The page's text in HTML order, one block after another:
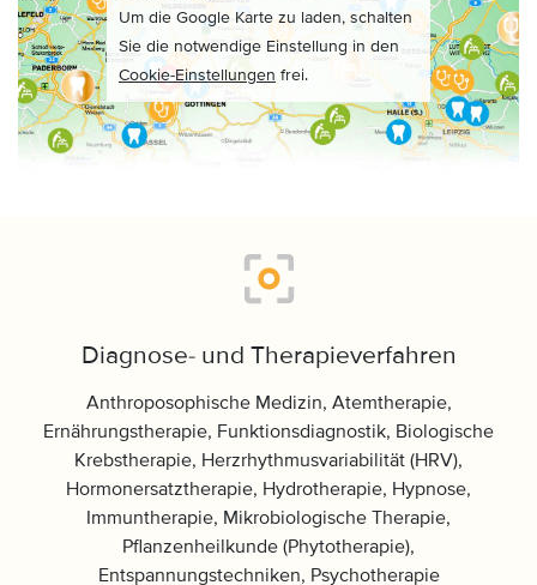
Um die Google Karte zu laden, schalten
Sie die notwendige Einstellung in den
Cookie-Einstellungen frei.
Diagnose- und Therapieverfahren
Anthroposophische Medizin, Atemtherapie,
Ernährungstherapie, Funktionsdiagnostik, Biologische
Krebstherapie, Herzrhythmusvariabilität (HRV),
Hormonersatztherapie, Hydrotherapie, Hypnose,
Immuntherapie, Mikrobiologische Therapie,
Pflanzenheilkunde (Phytotherapie),
Entspannungstechniken, Psychotherapie